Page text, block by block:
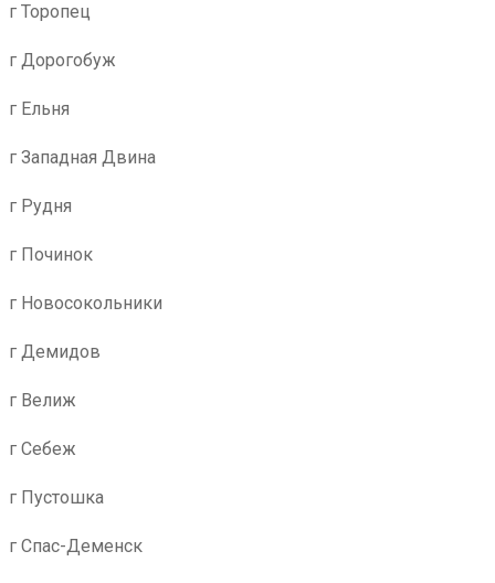
г Торопец
г Дорогобуж
г Ельня
г Западная Двина
г Рудня
г Починок
г Новосокольники
г Демидов
г Велиж
г Себеж
г Пустошка
г Спас-Деменск